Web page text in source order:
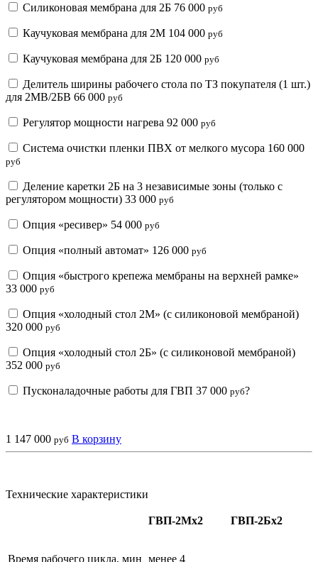
Силиконовая мембрана для 2Б 76 000 руб
Каучуковая мембрана для 2М 104 000 руб
Каучуковая мембрана для 2Б 120 000 руб
Делитель ширины рабочего стола по ТЗ покупателя (1 шт.)
для 2МВ/2БВ 66 000 руб
Регулятор мощности нагрева 92 000 руб
Система очистки пленки ПВХ от мелкого мусора 160 000
руб
Деление каретки 2Б на 3 независимые зоны (только с
регулятором мощности) 33 000 руб
Опция «ресивер» 54 000 руб
Опция «полный автомат» 126 000 руб
Опция «быстрого крепежа мембраны на верхней рамке»
33 000 руб
Опция «холодный стол 2М» (с силиконовой мембраной)
320 000 руб
Опция «холодный стол 2Б» (с силиконовой мембраной)
352 000 руб
Пусконаладочные работы для ГВП 37 000 руб?
1 147 000 руб В корзину
Технические характеристики
ГВП-2Мх2 ГВП-2Бх2
Время рабочего цикла, мин менее 4